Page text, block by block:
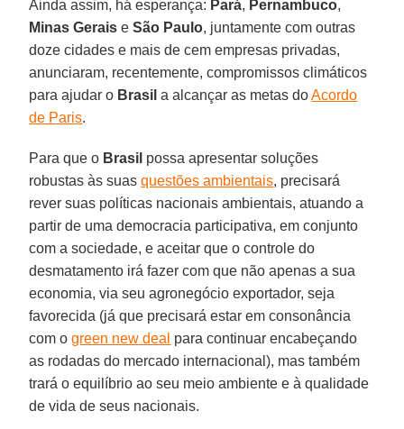
Ainda assim, há esperança: Pará, Pernambuco,
Minas Gerais eSão Paulo, juntamente com outras
doze cidades e mais de cem empresas privadas,
anunciaram, recentemente, compromissos climáticos
para ajudar o Brasil a alcançar as metas doAcordo
de Paris.
Para que o Brasil possa apresentar soluções
robustas às suasquestões ambientais, precisará
rever suas políticas nacionais ambientais, atuando a
partir de uma democracia participativa, em conjunto
com a sociedade, e aceitar que o controle do
desmatamento irá fazer com que não apenas a sua
economia, via seu agronegócio exportador, seja
favorecida (já que precisará estar em consonância
com ogreen new deal para continuar encabeçando
as rodadas do mercado internacional), mas também
trará o equilíbrio ao seu meio ambiente e à qualidade
de vida de seus nacionais.